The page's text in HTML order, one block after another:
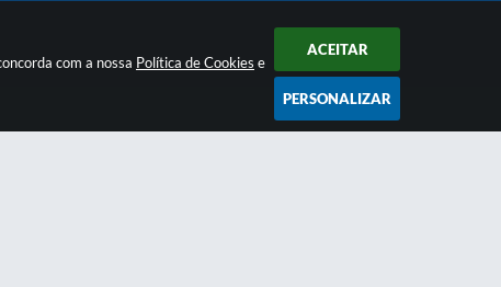
com a nossa Política de Cookies e
ACEITAR
PERSONALIZAR